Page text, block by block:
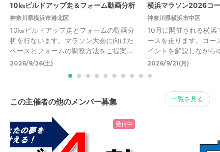
10㎞ビルドアップ走＆フォーム動画分析
神奈川県横浜市港北区
10㎞ビルドアップ走とフォームの動画分
析を行ないます。マラソン大会に向けた
ペースとフォームの調整方法をご提案…
2026/9/26(土)
横浜マラソン2026コ
神奈川県横浜市中区
10月に開催される横
ースを走ります。コー
イントを解説しながら
2026/9/21(月)
この主催者の他のメンバー募集 一覧を見る
受付中